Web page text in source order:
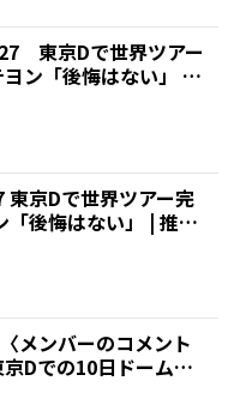
東京Dで世界ツアー
ン「後悔はない」 |
東京Dで世界ツアー完
「後悔はない」 | 推し
メンバーのコメント
Dでの10日ドームツ